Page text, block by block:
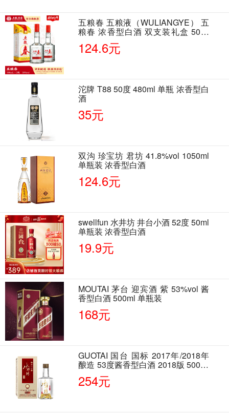
五粮春 五粮液（WULIANGYE） 五
粮春 浓香型白酒 双支装礼盒 50度
500ml*2瓶 含酒具
124.6元
沱牌 T88 50度 480ml 单瓶 浓香型白
酒
35元
双沟 珍宝坊 君坊 41.8%vol 1050ml
单瓶装 浓香型白酒
124.6元
swellfun 水井坊 井台小酒 52度 50ml
单瓶装 浓香型白酒
19.9元
MOUTAI 茅台 迎宾酒 紫 53%vol 酱
香型白酒 500ml 单瓶装
168元
GUOTAI 国台 国标 2017年/2018年
酿造 53度酱香型白酒 2018版 500ml
单瓶装
254元